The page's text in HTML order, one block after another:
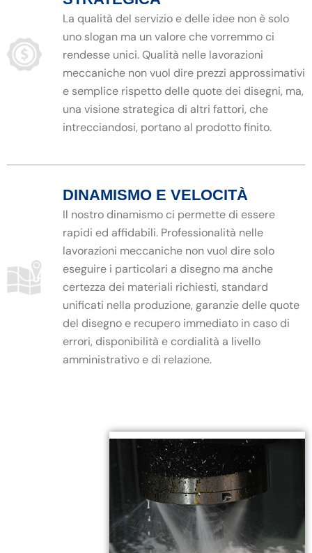
La qualità del servizio e delle idee non è solo
uno slogan ma un valore che vorremmo ci
rendesse unici. Qualità nelle lavorazioni
meccaniche non vuol dire prezzi approssimativi
e semplice rispetto delle quote dei disegni, ma,
una visione strategica di altri fattori, che
intrecciandosi, portano al prodotto finito.
DINAMISMO E VELOCITÀ
Il nostro dinamismo ci permette di essere
rapidi ed affidabili. Professionalità nelle
lavorazioni meccaniche non vuol dire solo
eseguire i particolari a disegno ma anche
certezza dei materiali richiesti, standard
unificati nella produzione, garanzie delle quote
del disegno e recupero immediato in caso di
errori, disponibilità e cordialità a livello
amministrativo e di relazione.